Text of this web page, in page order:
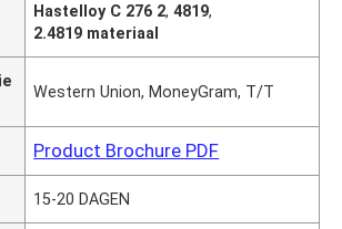
Hastelloy C 276 2,4819,
2.4819 materiaal
Western Union, MoneyGram, T/T
Product Brochure PDF
15-20 DAGEN